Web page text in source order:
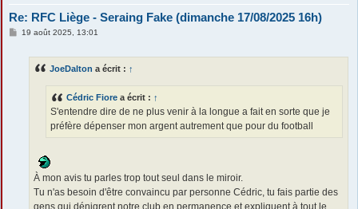
Re: RFC Liège - Seraing Fake (dimanche 17/08/2025 16h)
M
19 août 2025, 13:01
JoeDalton a écrit : ↑
Cédric Fiore a écrit : ↑
S'entendre dire de ne plus venir à la longue a fait en sorte que je
préfère dépenser mon argent autrement que pour du football
À mon avis tu parles trop tout seul dans le miroir.
Tu n'as besoin d'être convaincu par personne Cédric, tu fais partie des